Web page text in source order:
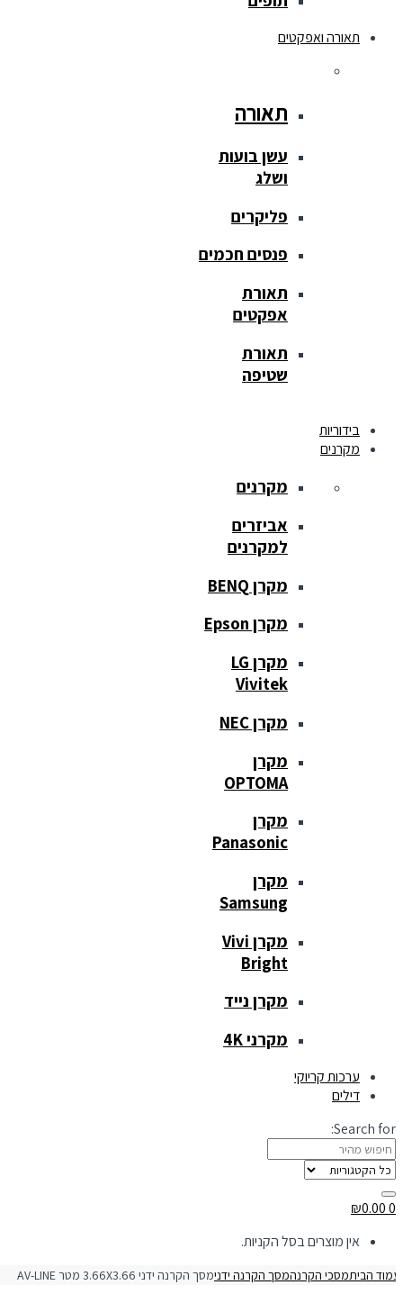
תאורה ואפקטים
תאורה
עשן בועות
ושלג
פליקרים
פנסים חכמים
תאורת
אפקטים
תאורת
שטיפה
בידוריות
מקרנים
מקרנים
אביזרים
למקרנים
מקרן BENQ
מקרן Epson
מקרן LG
Vivitek
מקרן NEC
מקרן
OPTOMA
מקרן
Panasonic
מקרן
Samsung
מקרן Vivi
Bright
מקרן נייד
מקרני 4K
ערכות קריוקי
דילים
Search for:
₪0.00
אין מוצרים בסל הקניות.
הביתמסכי הקרנהמסך הקרנה ידנימסך הקרנה ידני 3.66X3.66 מטר AV-LINE